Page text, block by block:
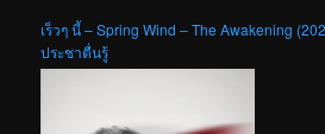
เร็วๆ นี้ – Spring Wind – The Awakening
ประชาตื่นรู้